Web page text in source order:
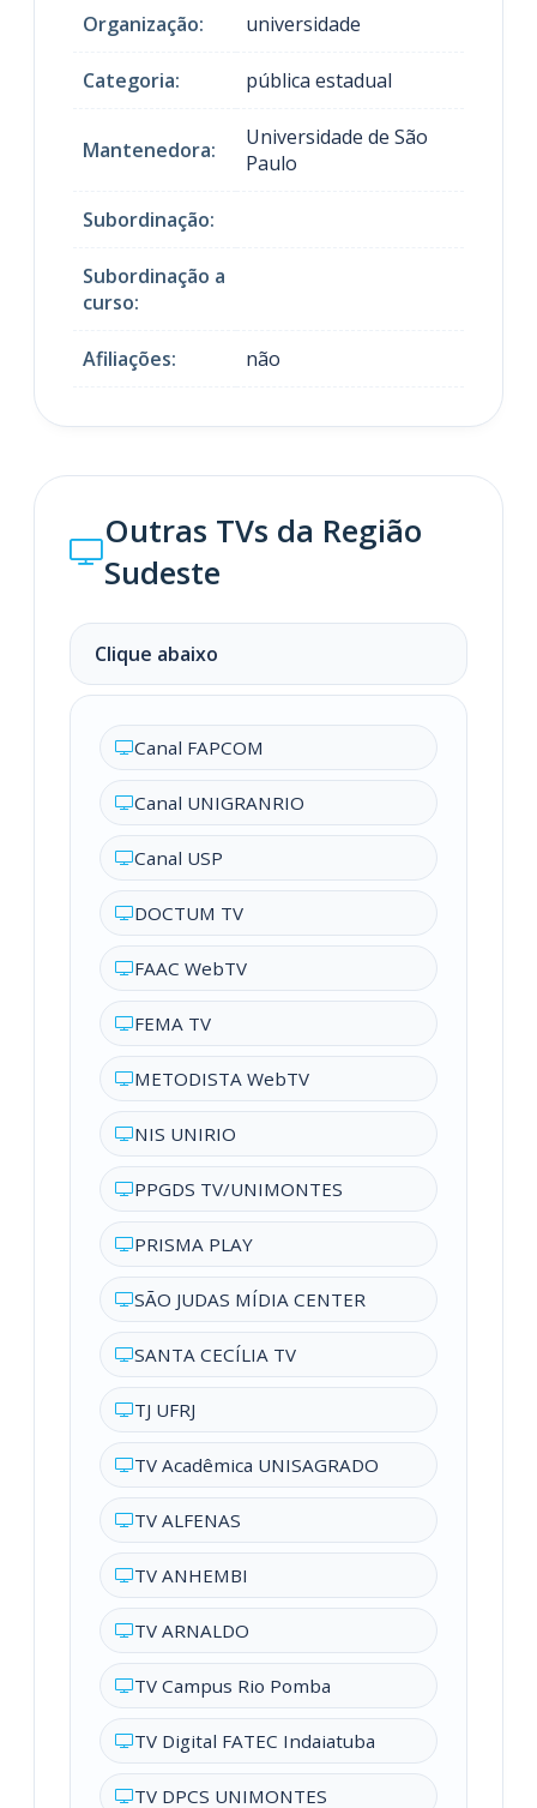
Organização: universidade
Categoria: pública estadual
Mantenedora:
Universidade de São
Paulo
Subordinação:
Subordinação a
curso:
Afiliações: não
Outras TVs da Região
Sudeste
Clique abaixo
Canal FAPCOM
Canal UNIGRANRIO
Canal USP
DOCTUM TV
FAAC WebTV
FEMA TV
METODISTA WebTV
NIS UNIRIO
PPGDS TV/UNIMONTES
PRISMA PLAY
SÃO JUDAS MÍDIA CENTER
SANTA CECÍLIA TV
TJ UFRJ
TV Acadêmica UNISAGRADO
TV ALFENAS
TV ANHEMBI
TV ARNALDO
TV Campus Rio Pomba
TV Digital FATEC Indaiatuba
TV DPCS UNIMONTES